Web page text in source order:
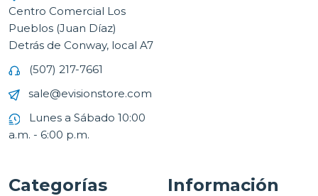
Centro Comercial Los
Pueblos (Juan Díaz)
Detrás de Conway, local A7
(507) 217-7661
sale@evisionstore.com
Lunes a Sábado 10:00
a.m. - 6:00 p.m.
Categorías Información